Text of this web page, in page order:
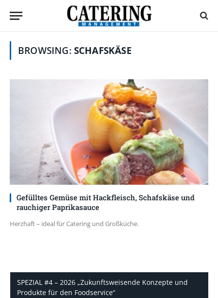
BROWSING: SCHAFSKÄSE
Gefülltes Gemüse mit Hackfleisch, Schafskäse und
rauchiger Paprikasauce
Herzhaft – ideal für Catering und Großküche.
SPEZIAL #4 – 2026 „Zukunftsweisende Konzepte und
Produkte für den Foodservice“